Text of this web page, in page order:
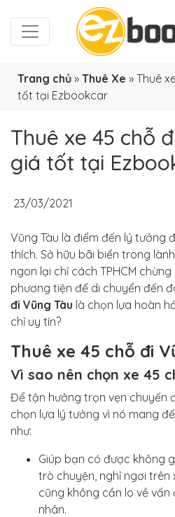
Trang chủ » Thuê Xe » Thuê
tốt tại Ezbookcar
Thuê xe 45 chỗ
giá tốt tại
23/03/2021
Vũng Tàu là điểm đến lý tưởng
thích. Sở hữu bãi biển trong
ngon lại chỉ cách TPHCM
phương tiện để di chuyển đến
đi Vũng Tàu là chọn lựa hoàn
chỉ uy tín?
Thuê xe 45 chỗ đi
Vì sao nên chọn xe 45
Để tận hưởng trọn vẹn chuyến
chọn lựa lý tưởng vì nó mang
như:
Giúp bạn có được không
trò chuyện, nghỉ ngơi trên
cũng không cần lo về
nhân.